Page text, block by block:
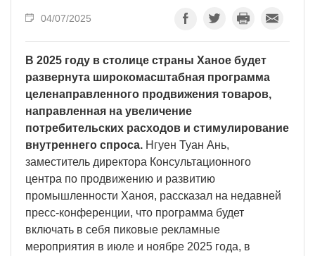
04/07/2025
В 2025 году в столице страны Ханое будет
развернута широкомасштабная программа
целенаправленного продвижения товаров,
направленная на увеличение
потребительских расходов и стимулирование
внутреннего спроса. Нгуен Туан Ань,
заместитель директора Консультационного
центра по продвижению и развитию
промышленности Ханоя, рассказал на недавней
пресс-конференции, что программа будет
включать в себя пиковые рекламные
мероприятия в июле и ноябре 2025 года, в